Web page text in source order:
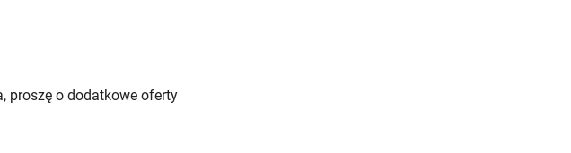
proszę o dodatkowe oferty